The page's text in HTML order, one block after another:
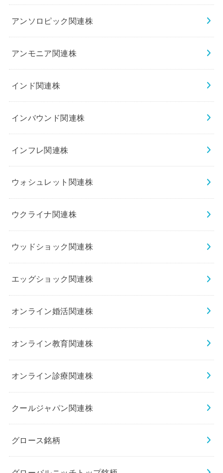
アンソロピック関連株
アンモニア関連株
インド関連株
インバウンド関連株
インフレ関連株
ウォシュレット関連株
ウクライナ関連株
ウッドショック関連株
エッグショック関連株
オンライン婚活関連株
オンライン教育関連株
オンライン診療関連株
クールジャパン関連株
グロース銘柄